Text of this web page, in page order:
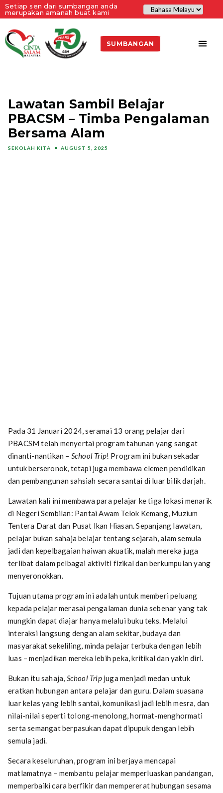
Setiap sen dari sumbangan anda
merupakan amanah buat kami
SUMBANGAN
Lawatan Sambil Belajar
PBACSM – Timba Pengalaman
Bersama Alam
SEKOLAH KITA AUGUST 5, 2025
Pada 31 Januari 2024, seramai 13 orang pelajar dari
PBACSM telah menyertai program tahunan yang sangat
dinanti-nantikan – School Trip! Program ini bukan sekadar
untuk berseronok, tetapi juga membawa elemen pendidikan
dan pembangunan sahsiah secara santai di luar bilik darjah.
Lawatan kali ini membawa para pelajar ke tiga lokasi menarik
di Negeri Sembilan: Pantai Awam Telok Kemang, Muzium
Tentera Darat dan Pusat Ikan Hiasan. Sepanjang lawatan,
pelajar bukan sahaja belajar tentang sejarah, alam semula
jadi dan kepelbagaian haiwan akuatik, malah mereka juga
terlibat dalam pelbagai aktiviti fizikal dan berkumpulan yang
menyeronokkan.
Tujuan utama program ini adalah untuk memberi peluang
kepada pelajar merasai pengalaman dunia sebenar yang tak
mungkin dapat diajar hanya melalui buku teks. Melalui
interaksi langsung dengan alam sekitar, budaya dan
masyarakat sekeliling, minda pelajar terbuka dengan lebih
luas – menjadikan mereka lebih peka, kritikal dan yakin diri.
Bukan itu sahaja, School Tripjuga menjadi medan untuk
eratkan hubungan antara pelajar dan guru. Dalam suasana
luar kelas yang lebih santai, komunikasi jadi lebih mesra, dan
nilai-nilai seperti tolong-menolong, hormat-menghormati
serta semangat berpasukan dapat dipupuk dengan lebih
semula jadi.
Secara keseluruhan, program ini berjaya mencapai
matlamatnya – membantu pelajar memperluaskan pandangan,
memperbaiki cara berfikir dan mempererat hubungan sesama